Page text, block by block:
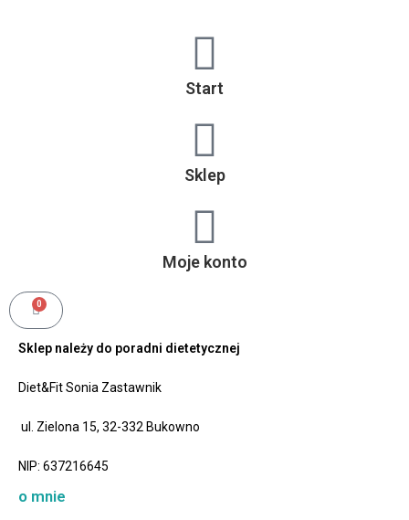
Start
Sklep
Moje konto
0
Sklep należy do poradni dietetycznej
Diet&Fit Sonia Zastawnik
ul. Zielona 15, 32-332 Bukowno
NIP: 637216645
o mnie